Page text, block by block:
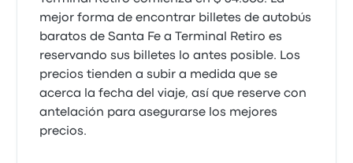
mejor forma de encontrar billetes de autobús
baratos de Santa Fe a Terminal Retiro es
reservando sus billetes lo antes posible. Los
precios tienden a subir a medida que se
acerca la fecha del viaje, así que reserve con
antelación para asegurarse los mejores
precios.